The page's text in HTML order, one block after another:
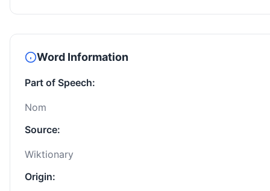
Word Information
Part of Speech:
Nom
Source:
Wiktionary
Origin: